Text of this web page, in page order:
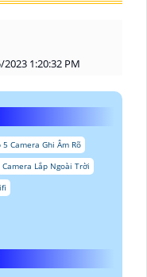
2023 1:20:32 PM
5 Camera Ghi Âm Rõ
Camera Lắp Ngoài Trời